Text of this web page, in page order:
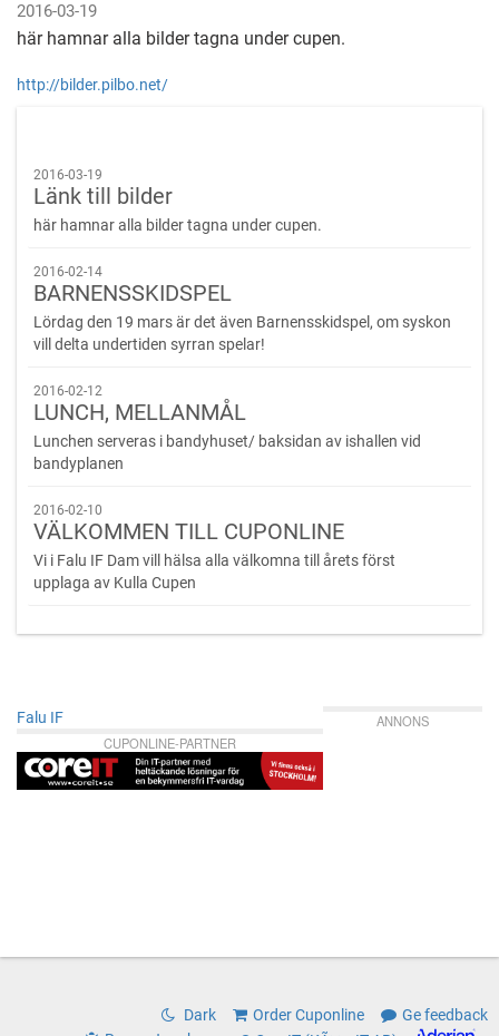
2016-03-19
här hamnar alla bilder tagna under cupen.
http://bilder.pilbo.net/
2016-03-19
Länk till bilder
här hamnar alla bilder tagna under cupen.
2016-02-14
BARNENSSKIDSPEL
Lördag den 19 mars är det även Barnensskidspel, om syskon
vill delta undertiden syrran spelar!
2016-02-12
LUNCH, MELLANMÅL
Lunchen serveras i bandyhuset/ baksidan av ishallen vid
bandyplanen
2016-02-10
VÄLKOMMEN TILL CUPONLINE
Vi i Falu IF Dam vill hälsa alla välkomna till årets först
upplaga av Kulla Cupen
Falu IF
CUPONLINE-PARTNER
ANNONS
Dark Order Cuponline
Ge feedback